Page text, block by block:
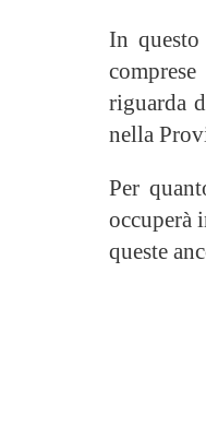
In
riguarda
nella
Per
occuperà
queste